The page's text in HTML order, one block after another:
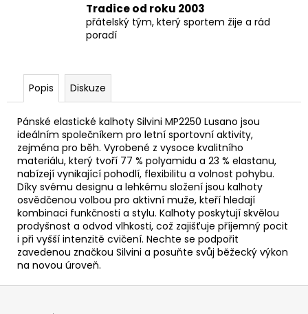
Tradice od roku 2003
přátelský tým, který sportem žije a rád
poradí
Popis Diskuze
Pánské elastické kalhoty Silvini MP2250 Lusano jsou
ideálním společníkem pro letní sportovní aktivity,
zejména pro běh. Vyrobené z vysoce kvalitního
materiálu, který tvoří 77 % polyamidu a 23 % elastanu,
nabízejí vynikající pohodlí, flexibilitu a volnost pohybu.
Díky svému designu a lehkému složení jsou kalhoty
osvědčenou volbou pro aktivní muže, kteří hledají
kombinaci funkčnosti a stylu. Kalhoty poskytují skvělou
prodyšnost a odvod vlhkosti, což zajišťuje příjemný pocit
i při vyšší intenzitě cvičení. Nechte se podpořit
zavedenou značkou Silvini a posuňte svůj běžecký výkon
na novou úroveň.
Z